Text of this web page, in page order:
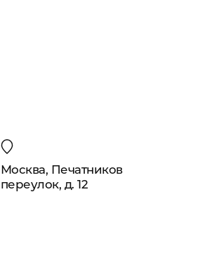
Москва, Печатников
переулок, д. 12